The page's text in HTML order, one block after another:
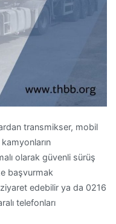
transmikser, mobil
olarak güvenli sürüş
başvurmak
edebilir ya da 0216
telefonları